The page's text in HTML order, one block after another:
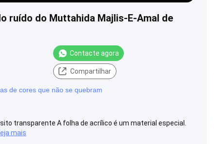
ruído do Muttahida Majlis-E-Amal de
Contacte agora
Compartilhar
de cores que não se quebram
transparente A folha de acrílico é um material especial.
mais